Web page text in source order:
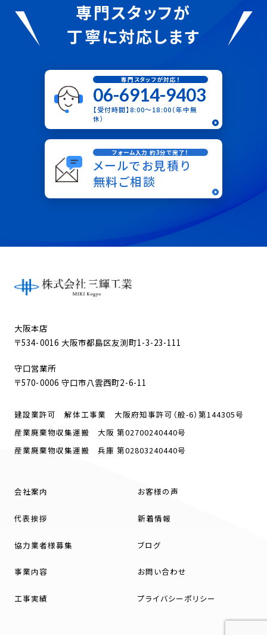
専門スタッフが
丁寧に対応します
専門スタッフが対応！
06-6914-9403
【受付時間】8:00〜18:00（年中無
休）
フォーム入力 約3分で完了！
メールでお見積り
無料ご相談
大阪本店
〒534-0016 大阪市都島区友渕町1-3-23-111
守口営業所
〒570-0006 守口市八雲西町2-6-11
建設業許可 解体工事業 大阪府知事許可（般-6）第144305号
産業廃棄物収集運搬 大阪 第02700240440号
産業廃棄物収集運搬 兵庫 第02803240440号
会社案内
代表挨拶
協力業者様募集
事業内容
工事実績
お客様の声
新着情報
ブログ
お問い合わせ
プライバシーポリシー